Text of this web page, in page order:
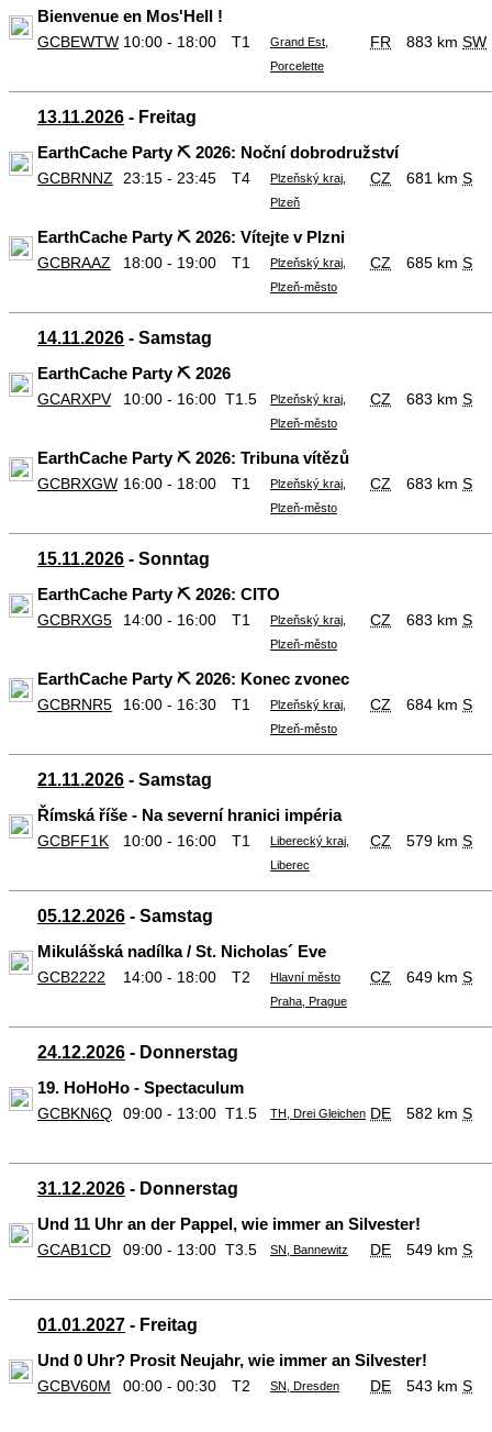
Bienvenue en Mos'Hell !
GCBEWTW 10:00 - 18:00 T1
Grand Est,
Porcelette
FR 883 km SW
13.11.2026 - Freitag
EarthCache Party ⛏️ 2026: Noční dobrodružství
GCBRNNZ 23:15 - 23:45 T4
Plzeňský kraj,
Plzeň
CZ 681 km S
EarthCache Party ⛏️ 2026: Vítejte v Plzni
GCBRAAZ 18:00 - 19:00 T1
Plzeňský kraj,
Plzeň-město
CZ 685 km S
14.11.2026 - Samstag
EarthCache Party ⛏️ 2026
GCARXPV 10:00 - 16:00 T1.5
Plzeňský kraj,
Plzeň-město
CZ 683 km S
EarthCache Party ⛏️ 2026: Tribuna vítězů
GCBRXGW 16:00 - 18:00 T1
Plzeňský kraj,
Plzeň-město
CZ 683 km S
15.11.2026 - Sonntag
EarthCache Party ⛏️ 2026: CITO
GCBRXG5 14:00 - 16:00 T1
Plzeňský kraj,
Plzeň-město
CZ 683 km S
EarthCache Party ⛏️ 2026: Konec zvonec
GCBRNR5 16:00 - 16:30 T1
Plzeňský kraj,
Plzeň-město
CZ 684 km S
21.11.2026 - Samstag
Římská říše - Na severní hranici impéria
GCBFF1K 10:00 - 16:00 T1
Liberecký kraj,
Liberec
CZ 579 km S
05.12.2026 - Samstag
Mikulášská nadílka / St. Nicholas´ Eve
GCB2222 14:00 - 18:00 T2
Hlavní město
Praha, Prague
CZ 649 km S
24.12.2026 - Donnerstag
19. HoHoHo - Spectaculum
GCBKN6Q 09:00 - 13:00 T1.5 TH, Drei Gleichen DE 582 km S
31.12.2026 - Donnerstag
Und 11 Uhr an der Pappel, wie immer an Silvester!
GCAB1CD 09:00 - 13:00 T3.5 SN, Bannewitz DE 549 km S
01.01.2027 - Freitag
Und 0 Uhr? Prosit Neujahr, wie immer an Silvester!
GCBV60M 00:00 - 00:30 T2 SN, Dresden DE 543 km S